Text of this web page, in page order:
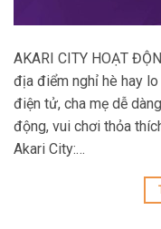
AKARI CITY HOẠT
địa điểm nghỉ hè hay
điện tử, cha mẹ dễ
động, vui chơi thỏa
Akari City:…